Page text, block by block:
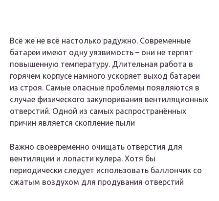
Всё же не всё настолько радужно. Современные
батареи имеют одну уязвимость – они не терпят
повышенную температуру. Длительная работа в
горячем корпусе намного ускоряет выход батареи
из строя. Самые опасные проблемы появляются в
случае физического закупоривания вентиляционных
отверстий. Одной из самых распространённых
причин является скопление пыли
Важно своевременно очищать отверстия для
вентиляции и лопасти кулера. Хотя бы
периодически следует использовать баллончик со
сжатым воздухом для продувания отверстий